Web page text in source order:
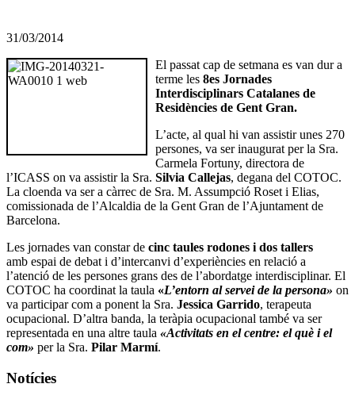
31/03/2014
El passat cap de setmana es van dur a
terme les 8es Jornades
Interdisciplinars Catalanes de
Residències de Gent Gran.
L’acte, al qual hi van assistir unes 270
persones, va ser inaugurat per la Sra.
Carmela Fortuny, directora de
l’ICASS on va assistir la Sra. Silvia Callejas, degana del COTOC.
La cloenda va ser a càrrec de Sra. M. Assumpció Roset i Elias,
comissionada de l’Alcaldia de la Gent Gran de l’Ajuntament de
Barcelona.
Les jornades van constar de cinc taules rodones i dos tallers
amb espai de debat i d’intercanvi d’experiències en relació a
l’atenció de les persones grans des de l’abordatge interdisciplinar. El
COTOC ha coordinat la taula «L’entorn al servei de la persona» on
va participar com a ponent la Sra. Jessica Garrido, terapeuta
ocupacional. D’altra banda, la teràpia ocupacional també va ser
representada en una altre taula «Activitats en el centre: el què i el
com» per la Sra. Pilar Marmí.
Notícies